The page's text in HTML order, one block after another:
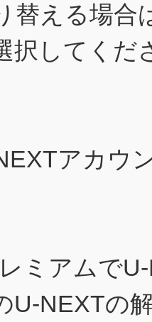
替える場合
択してくだ
アカウ
ミアムで
U-NEXTの